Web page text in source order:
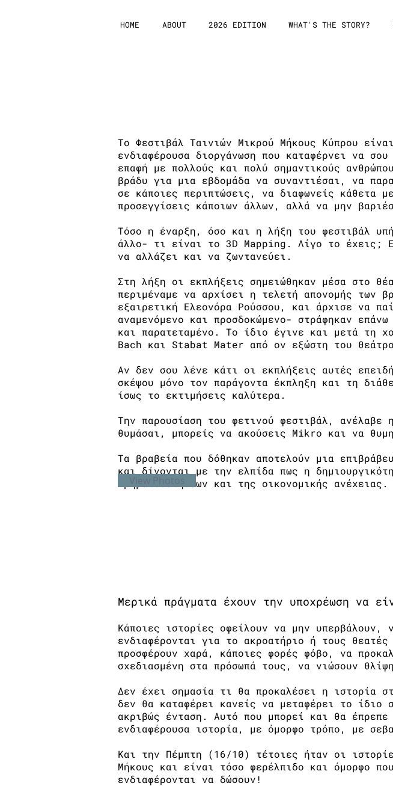
HOME ABOUT 2026 EDITION WHAT'S THE STORY?
Το Φεστιβάλ Ταινιών Μικρού Μήκους Κύπρου
ενδιαφέρουσα διοργάνωση που καταφέρνει να
επαφή με πολλούς και πολύ σημαντικούς
βράδυ για μια εβδομάδα να συναντιέσαι, να
σε κάποιες περιπτώσεις, να διαφωνείς κάθετα
προσεγγίσεις κάποιων άλλων, αλλά να μην
Τόσο η έναρξη, όσο και η λήξη του φεστιβάλ
άλλο- τι είναι το 3D Mapping. Λίγο το έχεις;
να αλλάζει και να ζωντανεύει.
Στη λήξη οι εκπλήξεις σημειώθηκαν μέσα στο
περιμέναμε να αρχίσει η τελετή απονομής των
εξαιρετική Ελεονόρα Ρούσσου, και άρχισε να
αναμενόμενο και προσδοκώμενο- στράφηκαν
και παρατεταμένο. Το ίδιο έγινε και μετά τη
Bach και Stabat Mater από ον εξώστη του
Αν δεν σου λένε κάτι οι εκπλήξεις αυτές
σκέψου μόνο τον παράγοντα έκπληξη και τη
ίσως το εκτιμήσεις καλύτερα.
Την παρουσίαση του φετινού φεστιβάλ, ανέλαβε
θυμάσαι, μπορείς να ακούσεις Mikro και να
Τα βραβεία που δόθηκαν αποτελούν μια
και δίνονται με την ελπίδα πως η
χρηματοδοτήσεων και της οικονομικής ανέχειας.
Μερικά πράγματα έχουν την υποχρέωση να
Κάποιες ιστορίες οφείλουν να μην
ενδιαφέρονται για το ακροατήριο ή τους
προσφέρουν χαρά, κάποιες φορές φόβο, να
σχεδιασμένη στα πρόσωπά τους, να νιώσουν
Δεν έχει σημασία τι θα προκαλέσει η ιστορία
δεν θα καταφέρει κανείς να μεταφέρει το ίδιο
ακριβώς ένταση. Αυτό που μπορεί και θα
ενδιαφέρουσα ιστορία, με όμορφο τρόπο, με
Και την Πέμπτη (16/10) τέτοιες ήταν οι
Μήκους και είναι τόσο φερέλπιδο και όμορφο
ενδιαφέρονται να δώσουν!
View Photos